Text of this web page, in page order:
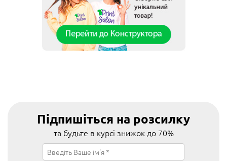
Підпишіться на розсилку
та будьте в курсі знижок до 70%